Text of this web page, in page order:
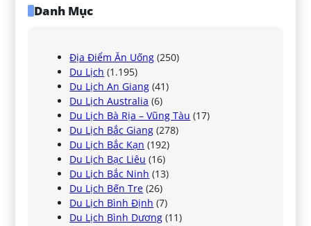
Danh Mục
Địa Điểm Ăn Uống (250)
Du Lịch (1.195)
Du Lịch An Giang (41)
Du Lịch Australia (6)
Du Lịch Bà Rịa – Vũng Tàu (17)
Du Lịch Bắc Giang (278)
Du Lịch Bắc Kạn (192)
Du Lịch Bạc Liêu (16)
Du Lịch Bắc Ninh (13)
Du Lịch Bến Tre (26)
Du Lịch Bình Định (7)
Du Lịch Bình Dương (11)